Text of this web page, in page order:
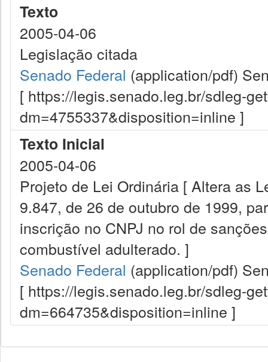
Texto
2005-04-06
Legislação citada
Senado Federal (application/pdf)
[ https://legis.senado.leg.br/sdleg-
dm=4755337&disposition=inline ]
Texto Inicial
2005-04-06
Projeto de Lei Ordinária [ Altera as
9.847, de 26 de outubro de 1999,
inscrição no CNPJ no rol de
combustível adulterado. ]
Senado Federal (application/pdf)
[ https://legis.senado.leg.br/sdleg-
dm=664735&disposition=inline ]